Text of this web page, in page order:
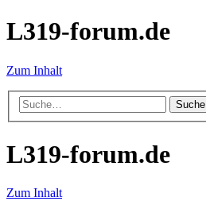
L319-forum.de
Zum Inhalt
Suche
L319-forum.de
Zum Inhalt